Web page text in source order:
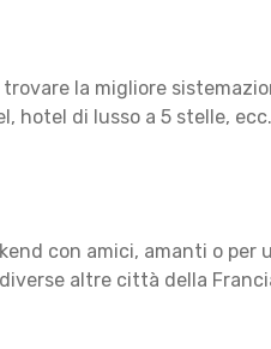
la migliore
hotel di lusso a 5 stelle,
con amici, amanti o per
altre città della